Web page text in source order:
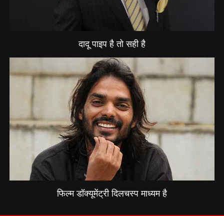
दादू पाइप है तो सही है
फिल्म डॉक्यूमेंट्री दिलचस्प माध्यम है